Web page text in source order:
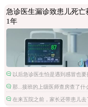
急诊医生漏诊致患儿死亡
1年
以后急诊医生怕是遇到感冒也要
检查都做了。
那...接班的上级医师查房查了什
在来五院之前，家长还带患儿去